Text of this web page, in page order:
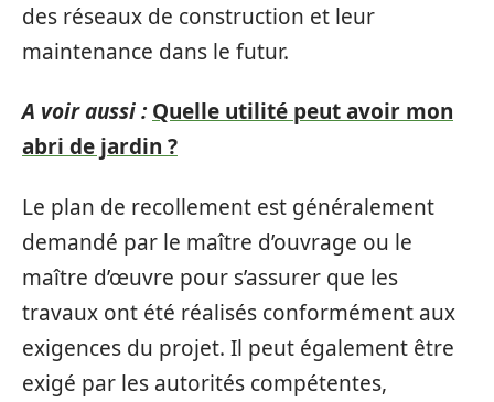
des réseaux de construction et leur
maintenance dans le futur.
A voir aussi : Quelle utilité peut avoir mon
abri de jardin ?
Le plan de recollement est généralement
demandé par le maître d’ouvrage ou le
maître d’œuvre pour s’assurer que les
travaux ont été réalisés conformément aux
exigences du projet. Il peut également être
exigé par les autorités compétentes,